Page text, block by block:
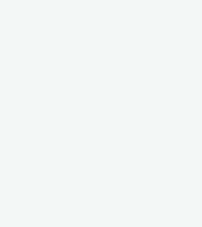
Appell die
sei es für die
es auch um den